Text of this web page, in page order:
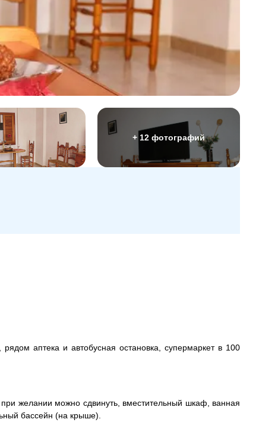
+ 12 фотографий
аптека и автобусная остановка, супермаркет в 100
желании можно сдвинуть, вместительный шкаф, ванная
бассейн (на крыше).